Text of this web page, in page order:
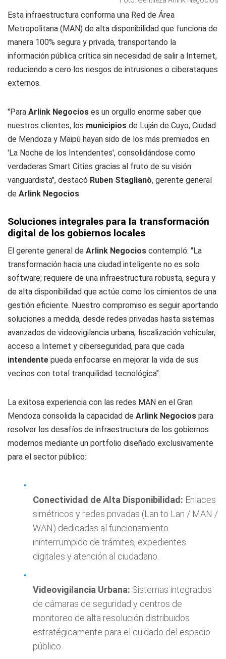
Esta infraestructura conforma una Red de Área
Metropolitana (MAN) de alta disponibilidad que funciona de
manera 100% segura y privada, transportando la
información pública crítica sin necesidad de salir a Internet,
reduciendo a cero los riesgos de intrusiones o ciberataques
externos.
"Para Arlink Negocios es un orgullo enorme saber que
nuestros clientes, los municipios de Luján de Cuyo, Ciudad
de Mendoza y Maipú hayan sido de los más premiados en
'La Noche de los Intendentes', consolidándose como
verdaderas Smart Cities gracias al fruto de su visión
vanguardista", destacó Ruben Staglianò, gerente general
de Arlink Negocios.
Soluciones integrales para la transformación
digital de los gobiernos locales
El gerente general de Arlink Negocios contempló: "La
transformación hacia una ciudad inteligente no es solo
software; requiere de una infraestructura robusta, segura y
de alta disponibilidad que actúe como los cimientos de una
gestión eficiente. Nuestro compromiso es seguir aportando
soluciones a medida, desde redes privadas hasta sistemas
avanzados de videovigilancia urbana, fiscalización vehicular,
acceso a Internet y ciberseguridad, para que cada
intendente pueda enfocarse en mejorar la vida de sus
vecinos con total tranquilidad tecnológica".
La exitosa experiencia con las redes MAN en el Gran
Mendoza consolida la capacidad de Arlink Negocios para
resolver los desafíos de infraestructura de los gobiernos
modernos mediante un portfolio diseñado exclusivamente
para el sector público:
Conectividad de Alta Disponibilidad: Enlaces
simétricos y redes privadas (Lan to Lan / MAN /
WAN) dedicadas al funcionamiento
ininterrumpido de trámites, expedientes
digitales y atención al ciudadano.
Videovigilancia Urbana: Sistemas integrados
de cámaras de seguridad y centros de
monitoreo de alta resolución distribuidos
estratégicamente para el cuidado del espacio
público.